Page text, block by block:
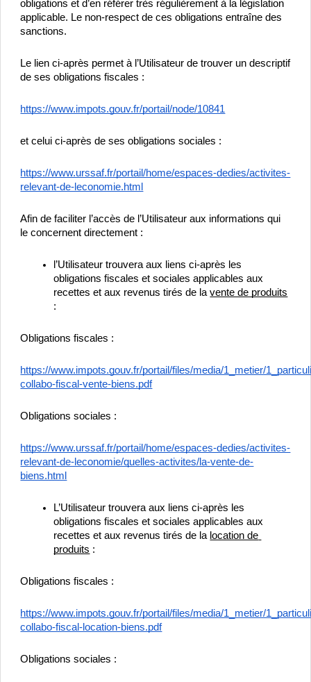
obligations et d’en référer très régulièrement à la législation
applicable. Le non-respect de ces obligations entraîne des
sanctions.
Le lien ci-après permet à l’Utilisateur de trouver un descriptif
de ses obligations fiscales :
https://www.impots.gouv.fr/portail/node/10841
et celui ci-après de ses obligations sociales :
https://www.urssaf.fr/portail/home/espaces-dedies/activites-
relevant-de-leconomie.html
Afin de faciliter l’accès de l’Utilisateur aux informations qui
le concernent directement :
l’Utilisateur trouvera aux liens ci-après les
obligations fiscales et sociales applicables aux
recettes et aux revenus tirés de la vente de produits
:
Obligations fiscales :
https://www.impots.gouv.fr/portail/files/media/1_metier/
collabo-fiscal-vente-biens.pdf
Obligations sociales :
https://www.urssaf.fr/portail/home/espaces-dedies/activites-
relevant-de-leconomie/quelles-activites/la-vente-de-
biens.html
L’Utilisateur trouvera aux liens ci-après les
obligations fiscales et sociales applicables aux
recettes et aux revenus tirés de la location de
produits :
Obligations fiscales :
https://www.impots.gouv.fr/portail/files/media/1_metier/
collabo-fiscal-location-biens.pdf
Obligations sociales :